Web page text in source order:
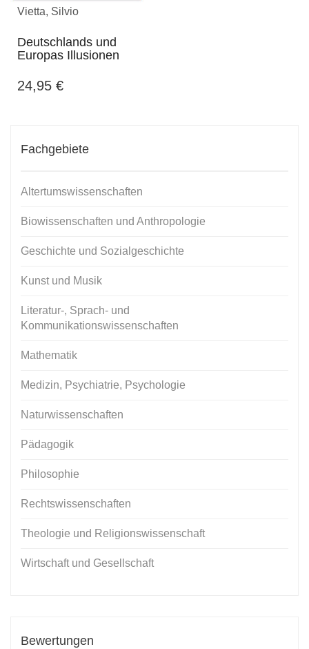
Vietta, Silvio
Deutschlands und
Europas Illusionen
24,95 €
Fachgebiete
Altertumswissenschaften
Biowissenschaften und Anthropologie
Geschichte und Sozialgeschichte
Kunst und Musik
Literatur-, Sprach- und
Kommunikationswissenschaften
Mathematik
Medizin, Psychiatrie, Psychologie
Naturwissenschaften
Pädagogik
Philosophie
Rechtswissenschaften
Theologie und Religionswissenschaft
Wirtschaft und Gesellschaft
Bewertungen